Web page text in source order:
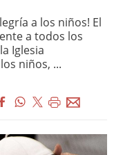
a los niños! El
a todos los
Iglesia
niños, ...